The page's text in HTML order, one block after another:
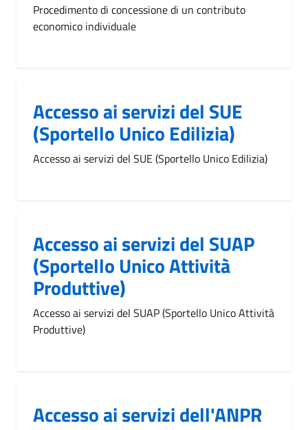
Procedimento di concessione di un contributo
economico individuale
Accesso ai servizi del SUE
(Sportello Unico Edilizia)
Accesso ai servizi del SUE (Sportello Unico Edilizia)
Accesso ai servizi del SUAP
(Sportello Unico Attività
Produttive)
Accesso ai servizi del SUAP (Sportello Unico Attività
Produttive)
Accesso ai servizi dell'ANPR